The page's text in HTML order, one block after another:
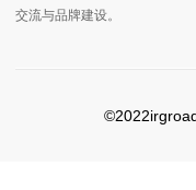
交流与品牌建设。